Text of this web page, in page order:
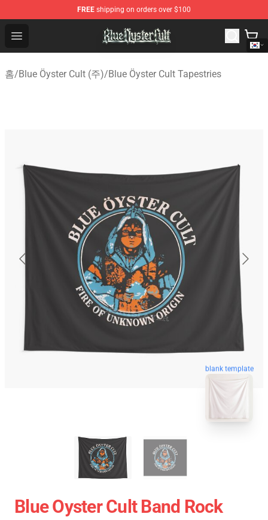
FREE shipping on orders over $100
Open menu
Blue Öyster Cult Store - Official Blue Öyster Cult
홈/Blue Öyster Cult (주)/Blue Öyster Cult Tapestries
blank template
Blue Oyster Cult Band Rock